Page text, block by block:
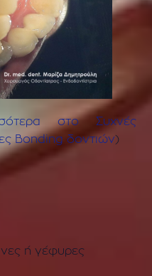
στο Συχνές
Bonding δοντιών)
ή γέφυρες